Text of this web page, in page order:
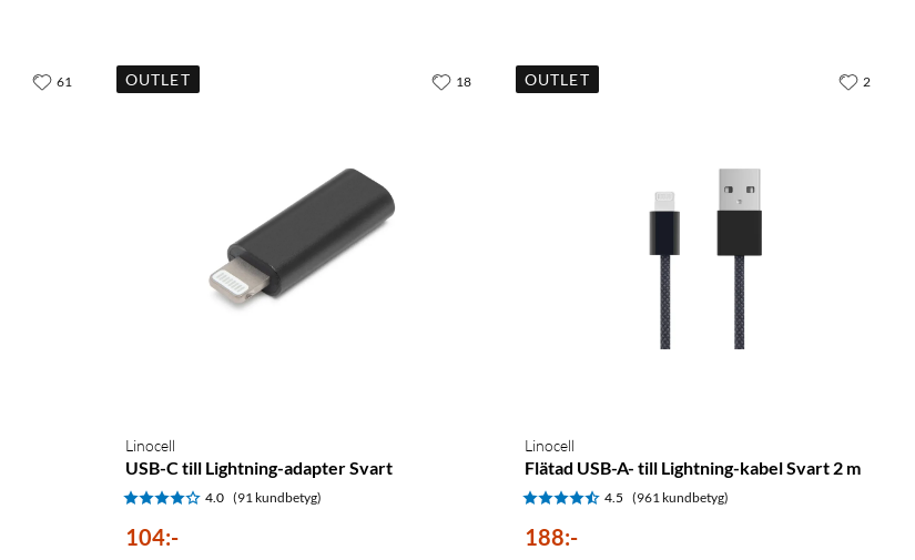
61 OUTLET
Linocell
USB-C till Lightning-adapter Svart
4.0 (91 kundbetyg)
104:-
18 OUTLET
Linocell
Flätad USB-A- till Lightning-kabel Svart 2 m
4.5 (961 kundbetyg)
188:-
2